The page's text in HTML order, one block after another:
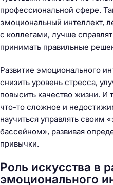
профессиональной сфере.
эмоциональный интеллект,
с коллегами, лучше
принимать правильные
Развитие эмоционального
снизить уровень стресса,
повысить качество жизни. И
что-то сложное и
научиться управлять своим
бассейном», развивая
привычки.
Роль искусства в
эмоционального